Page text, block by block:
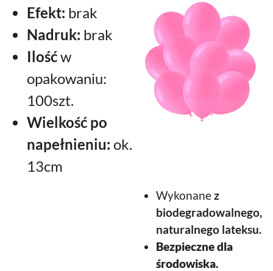
Efekt: brak
Nadruk: brak
Ilośćw
opakowaniu:
100szt.
Wielkość po
napełnieniu: ok.
13cm
Wykonanez
biodegradowalnego,
naturalnego lateksu.
Bezpieczne dla
środowiska.